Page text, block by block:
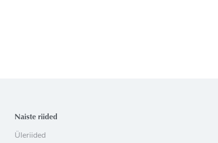
Naiste riided
Üleriided